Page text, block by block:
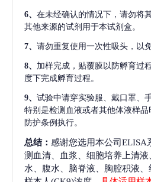
6、 在未经确认的情况下，请勿将
其他来源的试剂用于本试剂盒。
7、 请勿重复使用一次性吸头，以
8、 加样完成，贴覆膜以防孵育过
度下完成孵育过程。
9、 试验中请穿实验服、戴口罩、
特别是检测血液或者其他体液样
防护条例执行。
总结： 感谢您选用本公司ELISA
测血清、血浆、细胞培养上清
水、腹水、脑脊液、胸腔积液